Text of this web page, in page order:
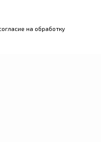
на обработку